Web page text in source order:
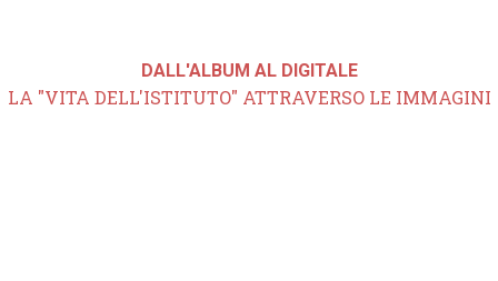
DALL'ALBUM AL DIGITALE
LA "VITA DELL'ISTITUTO" ATTRAVERSO LE IMMAGINI